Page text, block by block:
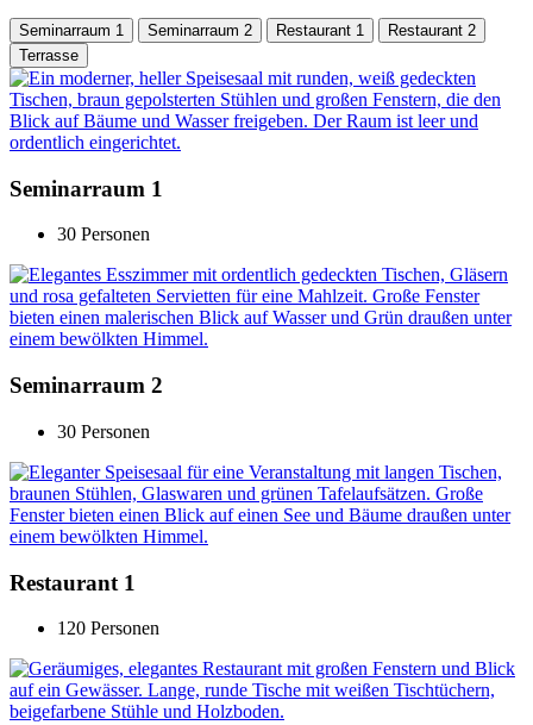
Seminarraum 1 Seminarraum 2 Restaurant 1
Restaurant 2
Terrasse
Seminarraum 1
30 Personen
Seminarraum 2
30 Personen
Restaurant 1
120 Personen